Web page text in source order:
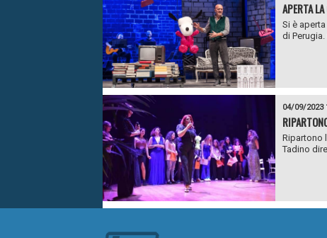
APERTA
Si è
di
04/09/2023
Ripartono
Tadino